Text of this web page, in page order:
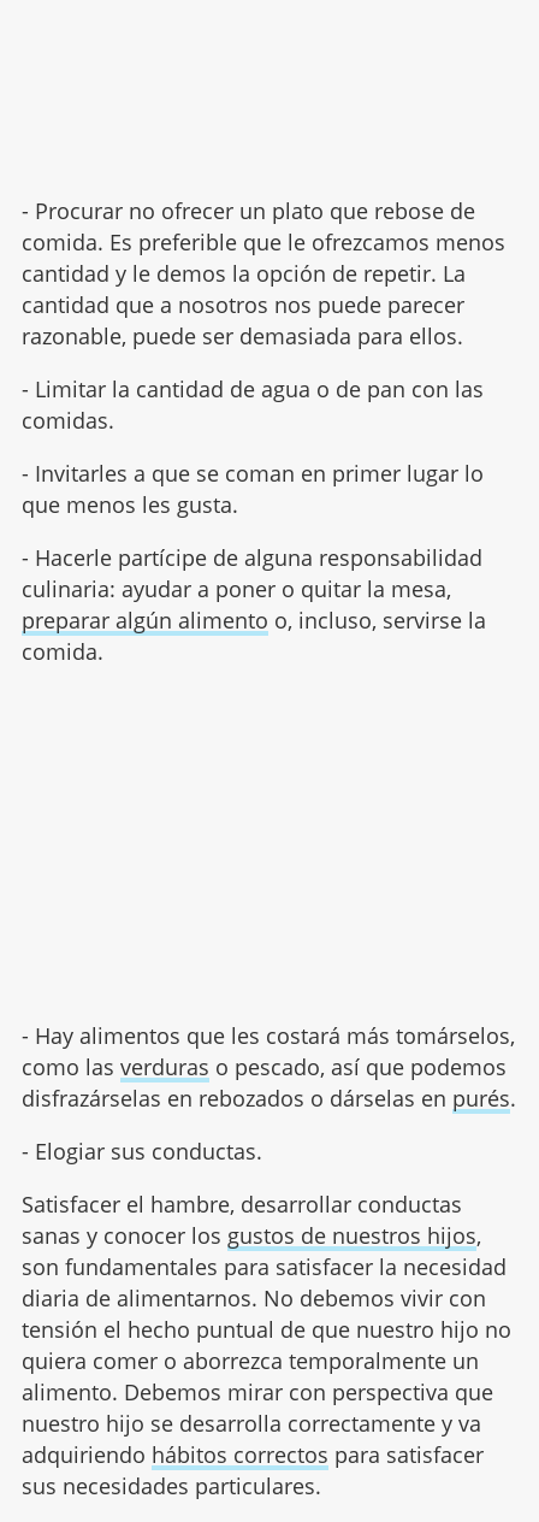
- Procurar no ofrecer un plato que rebose de
comida. Es preferible que le ofrezcamos menos
cantidad y le demos la opción de repetir. La
cantidad que a nosotros nos puede parecer
razonable, puede ser demasiada para ellos.
- Limitar la cantidad de agua o de pan con las
comidas.
- Invitarles a que se coman en primer lugar lo
que menos les gusta.
- Hacerle partícipe de alguna responsabilidad
culinaria: ayudar a poner o quitar la mesa,
preparar algún alimento o, incluso, servirse la
comida.
- Hay alimentos que les costará más tomárselos,
como las verduras o pescado, así que podemos
disfrazárselas en rebozados o dárselas en purés.
- Elogiar sus conductas.
Satisfacer el hambre, desarrollar conductas
sanas y conocer los gustos de nuestros hijos,
son fundamentales para satisfacer la necesidad
diaria de alimentarnos. No debemos vivir con
tensión el hecho puntual de que nuestro hijo no
quiera comer o aborrezca temporalmente un
alimento. Debemos mirar con perspectiva que
nuestro hijo se desarrolla correctamente y va
adquiriendo hábitos correctos para satisfacer
sus necesidades particulares.